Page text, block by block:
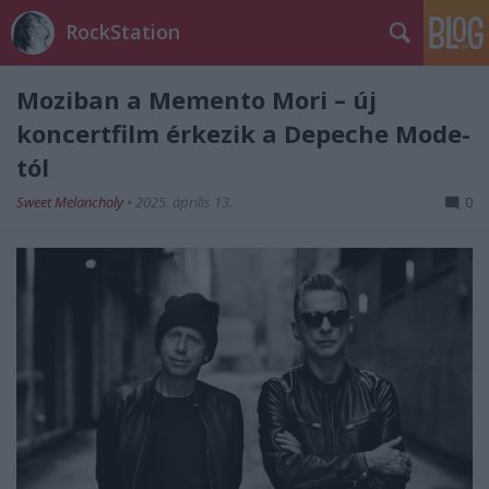
RockStation
Moziban a Memento Mori – új
koncertfilm érkezik a Depeche Mode-
tól
Sweet Melancholy • 2025. április 13. 0